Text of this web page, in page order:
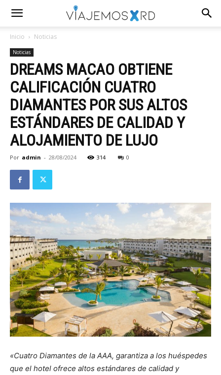
Inicio Noticias
Noticias
DREAMS MACAO OBTIENE
CALIFICACIÓN CUATRO
DIAMANTES POR SUS ALTOS
ESTÁNDARES DE CALIDAD Y
ALOJAMIENTO DE LUJO
Por admin - 28/08/2024 314 0
«Cuatro Diamantes de la AAA, garantiza a los huéspedes
que el hotel ofrece altos estándares de calidad y